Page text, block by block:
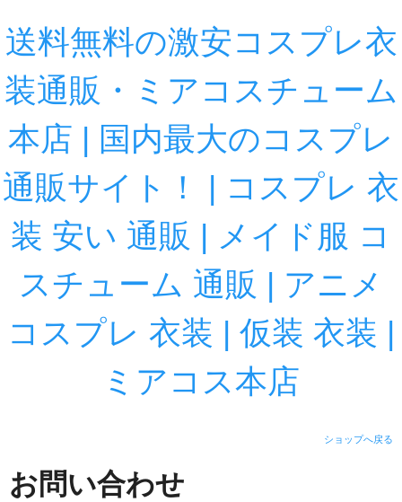
送料無料の激安コスプレ衣
装通販・ミアコスチューム
本店 | 国内最大のコスプレ
通販サイト！ | コスプレ 衣
装 安い 通販 | メイド服 コ
スチューム 通販 | アニメ
コスプレ 衣装 | 仮装 衣装 |
ミアコス本店
ショップへ戻る
お問い合わせ